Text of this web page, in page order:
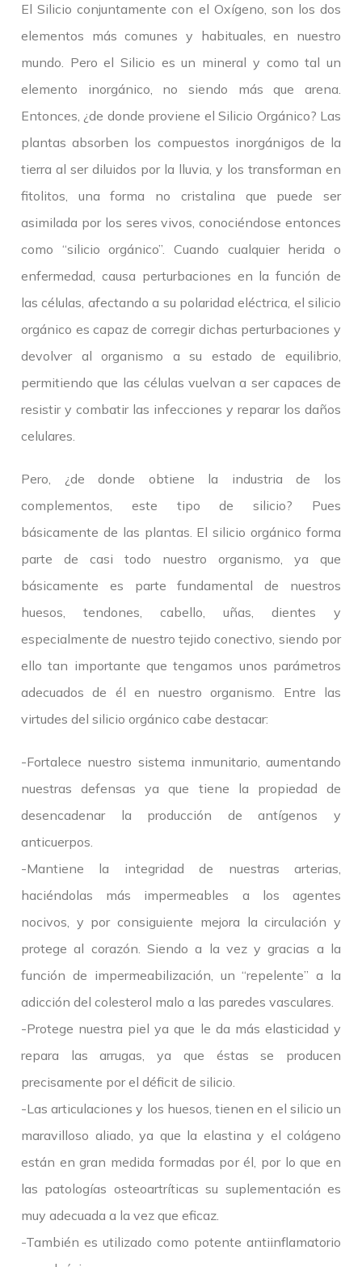
El Silicio conjuntamente con el Oxígeno, son los dos
elementos más comunes y habituales, en nuestro
mundo. Pero el Silicio es un mineral y como tal un
elemento inorgánico, no siendo más que arena.
Entonces, ¿de donde proviene el Silicio Orgánico? Las
plantas absorben los compuestos inorgánigos de la
tierra al ser diluidos por la lluvia, y los transforman en
fitolitos, una forma no cristalina que puede ser
asimilada por los seres vivos, conociéndose entonces
como “silicio orgánico”. Cuando cualquier herida o
enfermedad, causa perturbaciones en la función de
las células, afectando a su polaridad eléctrica, el silicio
orgánico es capaz de corregir dichas perturbaciones y
devolver al organismo a su estado de equilibrio,
permitiendo que las células vuelvan a ser capaces de
resistir y combatir las infecciones y reparar los daños
celulares.
Pero, ¿de donde obtiene la industria de los
complementos, este tipo de silicio? Pues
básicamente de las plantas. El silicio orgánico forma
parte de casi todo nuestro organismo, ya que
básicamente es parte fundamental de nuestros
huesos, tendones, cabello, uñas, dientes y
especialmente de nuestro tejido conectivo, siendo por
ello tan importante que tengamos unos parámetros
adecuados de él en nuestro organismo. Entre las
virtudes del silicio orgánico cabe destacar:
-Fortalece nuestro sistema inmunitario, aumentando
nuestras defensas ya que tiene la propiedad de
desencadenar la producción de antígenos y
anticuerpos.
-Mantiene la integridad de nuestras arterias,
haciéndolas más impermeables a los agentes
nocivos, y por consiguiente mejora la circulación y
protege al corazón. Siendo a la vez y gracias a la
función de impermeabilización, un “repelente” a la
adicción del colesterol malo a las paredes vasculares.
-Protege nuestra piel ya que le da más elasticidad y
repara las arrugas, ya que éstas se producen
precisamente por el déficit de silicio.
-Las articulaciones y los huesos, tienen en el silicio un
maravilloso aliado, ya que la elastina y el colágeno
están en gran medida formadas por él, por lo que en
las patologías osteoartríticas su suplementación es
muy adecuada a la vez que eficaz.
-También es utilizado como potente antiinflamatorio